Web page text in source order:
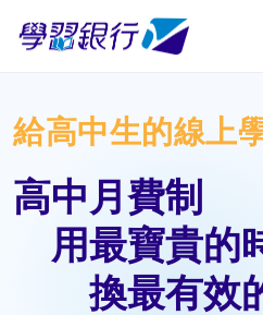
給高中生的線上
高中月費制
用最寶貴的
換最有效